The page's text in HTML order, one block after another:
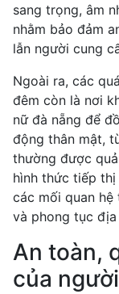
sang trọng, âm
nhằm bảo đảm
lẫn người cung
Ngoài ra, các
đêm còn là nơi
nữ đà nẵng để
động thân mật,
thường được
hình thức tiếp
các mối quan
và phong tục
An toàn,
của